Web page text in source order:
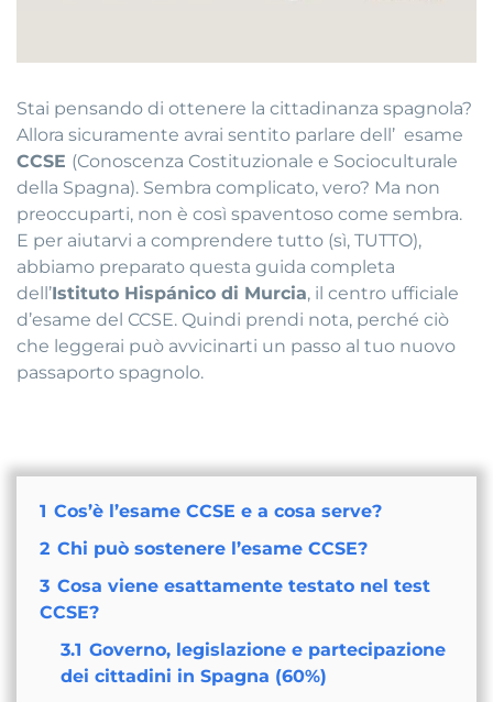
Stai pensando di ottenere la cittadinanza spagnola?
Allora sicuramente avrai sentito parlare dell’ esame
CCSE (Conoscenza Costituzionale e Socioculturale
della Spagna). Sembra complicato, vero? Ma non
preoccuparti, non è così spaventoso come sembra.
E per aiutarvi a comprendere tutto (sì, TUTTO),
abbiamo preparato questa guida completa
dell’Istituto Hispánico di Murcia, il centro ufficiale
d’esame del CCSE. Quindi prendi nota, perché ciò
che leggerai può avvicinarti un passo al tuo nuovo
passaporto spagnolo.
1 Cos’è l’esame CCSE e a cosa serve?
2 Chi può sostenere l’esame CCSE?
3 Cosa viene esattamente testato nel test
CCSE?
3.1 Governo, legislazione e partecipazione
dei cittadini in Spagna (60%)